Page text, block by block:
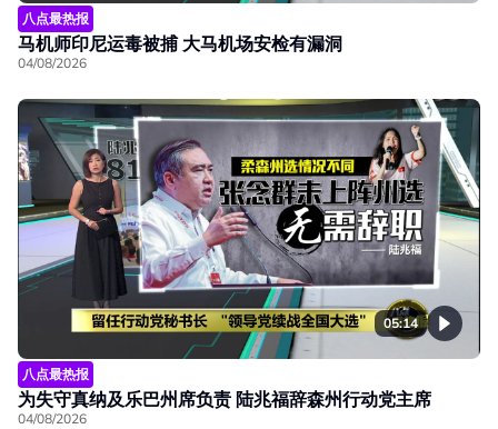
八点最热报
马机师印尼运毒被捕 大马机场安检有漏洞
04/08/2026
05:14
八点最热报
为失守真纳及乐巴州席负责 陆兆福辞森州行动党主席
04/08/2026